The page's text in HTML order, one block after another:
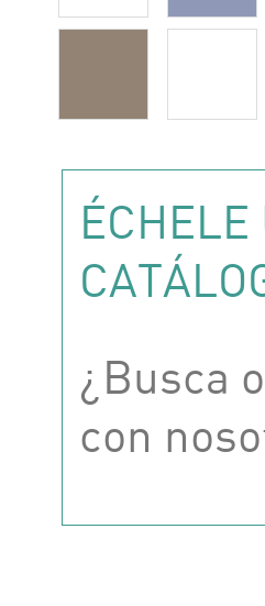
¿Busca
con